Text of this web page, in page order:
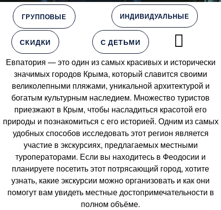
ГРУППОВЫЕ ИНДИВИДУАЛЬНЫЕ
СКИДКИ С ДЕТЬМИ
Евпатория — это один из самых красивых и исторически
значимых городов Крыма, который славится своими
великолепными пляжами, уникальной архитектурой и
богатым культурным наследием. Множество туристов
приезжают в Крым, чтобы насладиться красотой его
природы и познакомиться с его историей. Одним из самых
удобных способов исследовать этот регион является
участие в экскурсиях, предлагаемых местными
туроператорами. Если вы находитесь в Феодосии и
планируете посетить этот потрясающий город, хотите
узнать, какие экскурсии можно организовать и как они
помогут вам увидеть местные достопримечательности в
полном объёме.